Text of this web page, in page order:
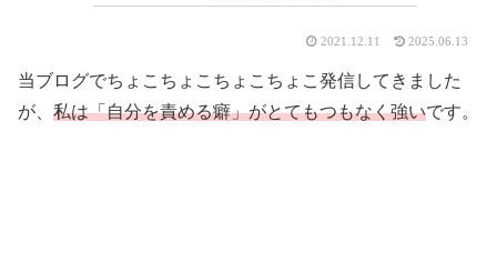
2021.12.11 2025.06.13
当ブログでちょこちょこちょこちょこ発信してきました
が、 私は「自分を責める癖」がとてもつもなく強いです。